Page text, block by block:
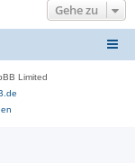
Gehe zu
Limited